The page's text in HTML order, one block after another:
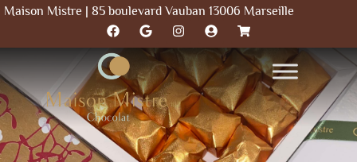
Maison Mistre | 85 boulevard Vauban 13006 Marseille